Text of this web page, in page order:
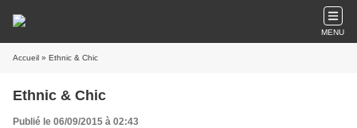
MENU
Accueil » Ethnic & Chic
Ethnic & Chic
Publié le 06/09/2015 à 02:43